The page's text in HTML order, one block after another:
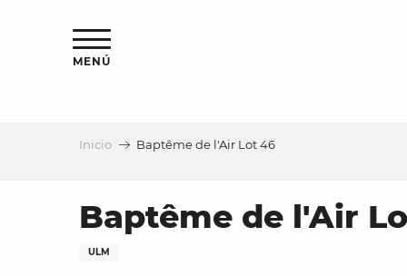
MENÚ
Inicio Baptême de l'Air Lot 46
Baptême de l'Air
ULM